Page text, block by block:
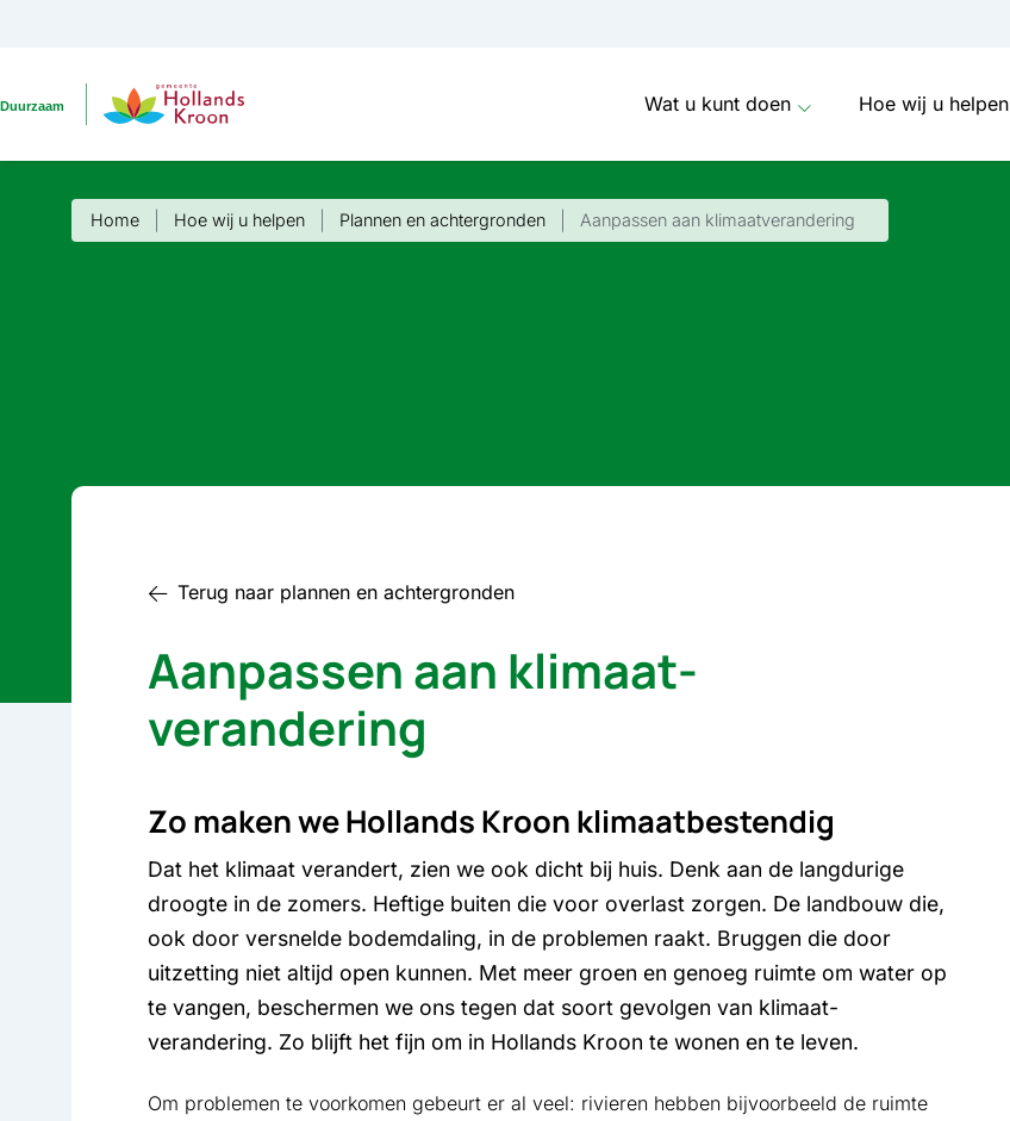
Wat u kunt doen Hoe wij u helpen
Home Hoe wij u helpen Plannen en achter­gronden Aanpassen aan klimaat­verandering
Terug naar plannen en achter­gronden
Aanpassen aan klimaat­
verandering
Zo maken we Hollands Kroon klimaat­bestendig
Dat het klimaat verandert, zien we ook dicht bij huis. Denk aan de langdurige
droogte in de zomers. Heftige buiten die voor overlast zorgen. De landbouw die,
ook door versnelde bodemdaling, in de problemen raakt. Bruggen die door
uitzetting niet altijd open kunnen. Met meer groen en genoeg ruimte om water op
te vangen, beschermen we ons tegen dat soort gevolgen van klimaat­
verandering. Zo blijft het fijn om in Hollands Kroon te wonen en te leven.
Om problemen te voorkomen gebeurt er al veel: rivieren hebben bij­voor­beeld de ruimte